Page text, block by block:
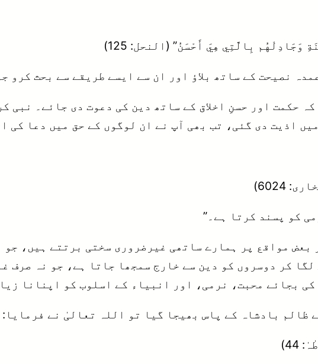
بِالَّتِي هِيَ أَحْسَنُ” (النحل: 125)
نصیحت کے ساتھ بلاؤ اور ان سے ایسے طریقے سے بحث کرو
حکمت اور حسنِ اخلاق کے ساتھ دین کی دعوت دی جائے۔ نبی
اذیت دی گئی، تب بھی آپ نے ان لوگوں کے حق میں دعا کی
6024)
کو پسند کرتا ہے۔”
مواقع پر ہمارے ساتھی غیرضروری سختی برتتے ہیں، جو
کر دوسروں کو دین سے خارج سمجھا جاتا ہے، جو نہ صرف
بجائے محبت، نرمی، اور انبیاء کے اسلوب کو اپنانا
ظالم بادشاہ کے پاس بھیجا گیا تو اللہ تعالیٰ نے فرمایا: